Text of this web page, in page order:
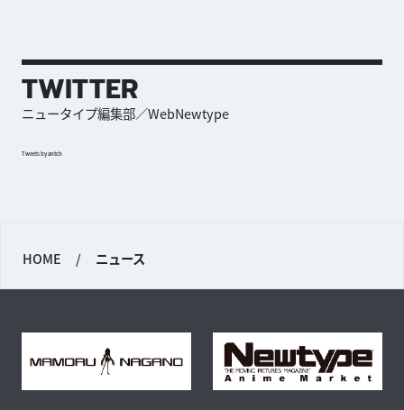
TWITTER
ニュータイプ編集部／WebNewtype
Tweets by antch
HOME / ニュース